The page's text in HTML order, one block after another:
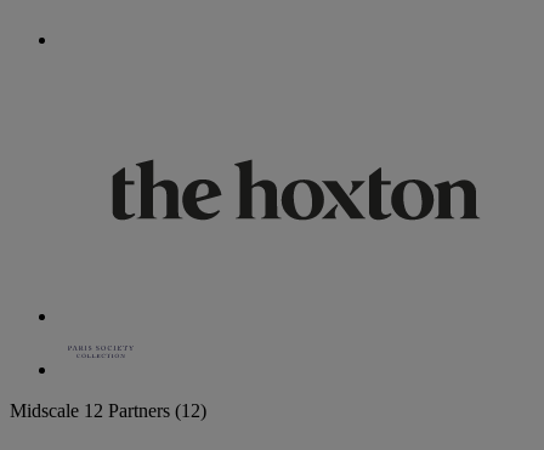
Midscale 12 Partners (12)